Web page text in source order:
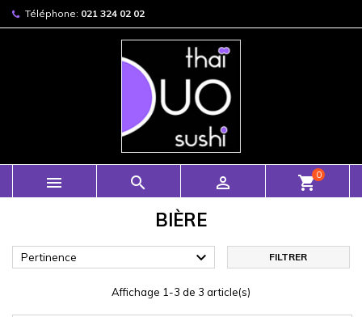
Téléphone: 021 324 02 02
   shopping_cart0
BIÈRE
Pertinence  FILTRER
Affichage 1-3 de 3 article(s)